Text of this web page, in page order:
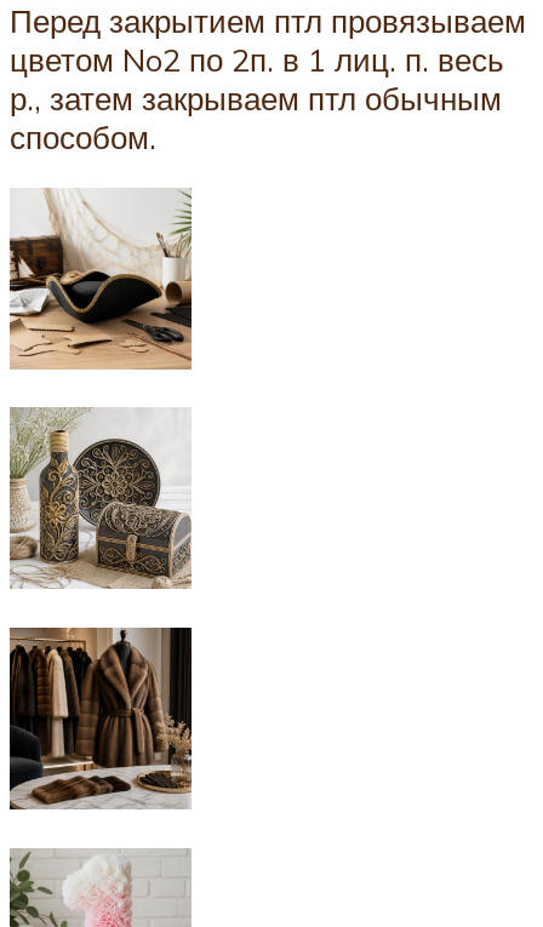
Перед закрытием птл провязываем
цветом No2 по 2п. в 1 лиц. п. весь
р., затем закрываем птл обычным
способом.